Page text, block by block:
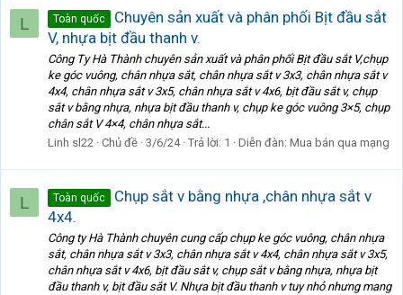
L Toàn quốc
Chuyên sản xuất và phân phối Bịt đầu sắt
V, nhựa bịt đầu thanh v.
Công Ty Hà Thành chuyên sản xuất và phân phối Bịt đầu sắt V,chụp
ke góc vuông, chân nhựa sắt, chân nhựa sắt v 3x3, chân nhựa sắt v
4x4, chân nhựa sắt v 3x5, chân nhựa sắt v 4x6, bịt đầu sắt v, chụp
sắt v bằng nhựa, nhựa bịt đầu thanh v, chụp ke góc vuông 3×5, chụp
chân sắt V 4×4, chân nhựa sắt...
Linh sl22 Chủ đề 3/6/24 Trả lời: 1 Diễn đàn: Mua bán qua mạng
L Toàn quốc
Chụp sắt v bằng nhựa ,chân nhựa sắt v
4x4.
Công ty Hà Thành chuyên cung cấp chụp ke góc vuông, chân nhựa
sắt, chân nhựa sắt v 3x3, chân nhựa sắt v 4x4, chân nhựa sắt v 3x5,
chân nhựa sắt v 4x6, bịt đầu sắt v, chụp sắt v bằng nhựa, nhựa bịt
đầu thanh v, bịt đầu sắt V. Nhựa bịt đầu thanh v tuy nhỏ nhưng mang